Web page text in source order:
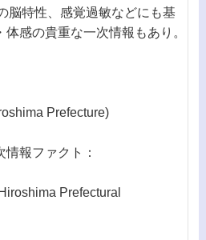
脳特性、感覚過敏などにも基
感の貴重な一次情報もあり。
Prefecture)
情報ファクト：
Prefectural